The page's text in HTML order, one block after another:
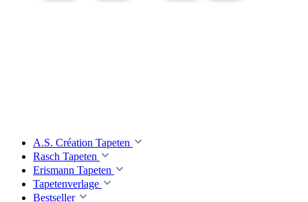
A.S. Création Tapeten
Rasch Tapeten
Erismann Tapeten
Tapetenverlage
Bestseller